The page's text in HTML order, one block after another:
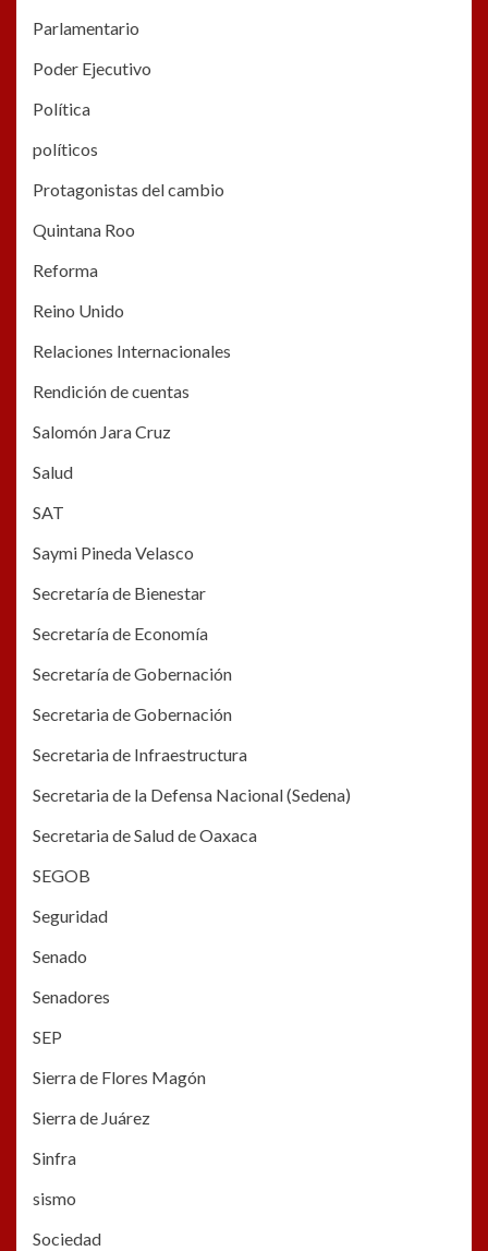
Parlamentario
Poder Ejecutivo
Política
políticos
Protagonistas del cambio
Quintana Roo
Reforma
Reino Unido
Relaciones Internacionales
Rendición de cuentas
Salomón Jara Cruz
Salud
SAT
Saymi Pineda Velasco
Secretaría de Bienestar
Secretaría de Economía
Secretaría de Gobernación
Secretaria de Gobernación
Secretaria de Infraestructura
Secretaria de la Defensa Nacional (Sedena)
Secretaria de Salud de Oaxaca
SEGOB
Seguridad
Senado
Senadores
SEP
Sierra de Flores Magón
Sierra de Juárez
Sinfra
sismo
Sociedad